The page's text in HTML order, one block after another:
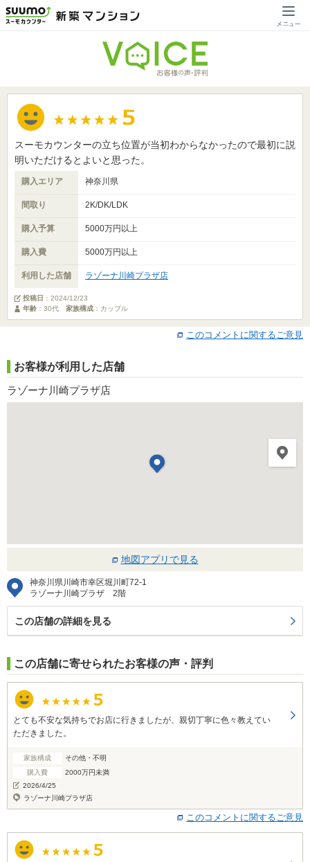
スーモカウンターの立ち位置が当初わからなかったので最初に説
明いただけるとよいと思った。
購入エリア 神奈川県
間取り 2K/DK/LDK
購入予算 5000万円以上
購入費 5000万円以上
利用した店舗 ラゾーナ川崎プラザ店
投稿日 ： 2024/12/23
年齢 ：30代 家族構成 ：カップル
このコメントに関するご意見
お客様が利用した店舗
ラゾーナ川崎プラザ店
地図アプリで見る
神奈川県川崎市幸区堀川町72-1
ラゾーナ川崎プラザ 2階
この店舗の詳細を見る
この店舗に寄せられたお客様の声・評判
とても不安な気持ちでお店に行きましたが、親切丁寧に色々教えてい
ただきました。
家族構成
その他・不明
購入費
2000万円未満
2026/4/25
ラゾーナ川崎プラザ店
このコメントに関するご意見